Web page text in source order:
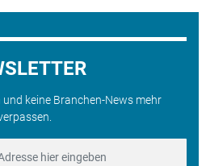
keine Branchen-News mehr